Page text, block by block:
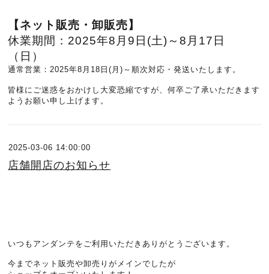
【ネット販売・卸販売】
休業期間： 2025年8月9日(土)～8月 17日
（日）
通常営業：2025年8月18日(月)～順次対応・発送いたします。
皆様にご迷惑をおかけし大変恐縮ですが、何卒ご了承いただきます
ようお願い申し上げます。
2025-03-06 14:00:00
店舗開店のお知らせ
いつもアンダンテをご利用いただきありがとうございます。
今までネット販売や卸売りがメインでしたが